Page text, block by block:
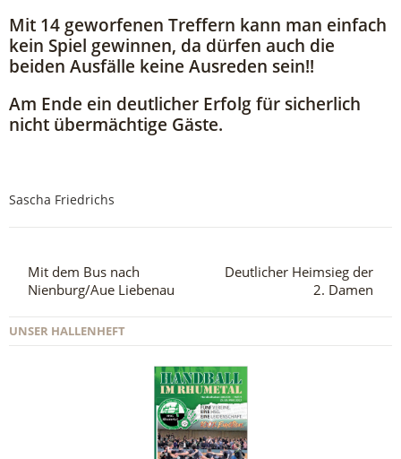
Mit 14 geworfenen Treffern kann man einfach
kein Spiel gewinnen, da dürfen auch die
beiden Ausfälle keine Ausreden sein!!
Am Ende ein deutlicher Erfolg für sicherlich
nicht übermächtige Gäste.
Sascha Friedrichs
Mit dem Bus nach
Nienburg/Aue Liebenau
Deutlicher Heimsieg der
2. Damen
UNSER HALLENHEFT